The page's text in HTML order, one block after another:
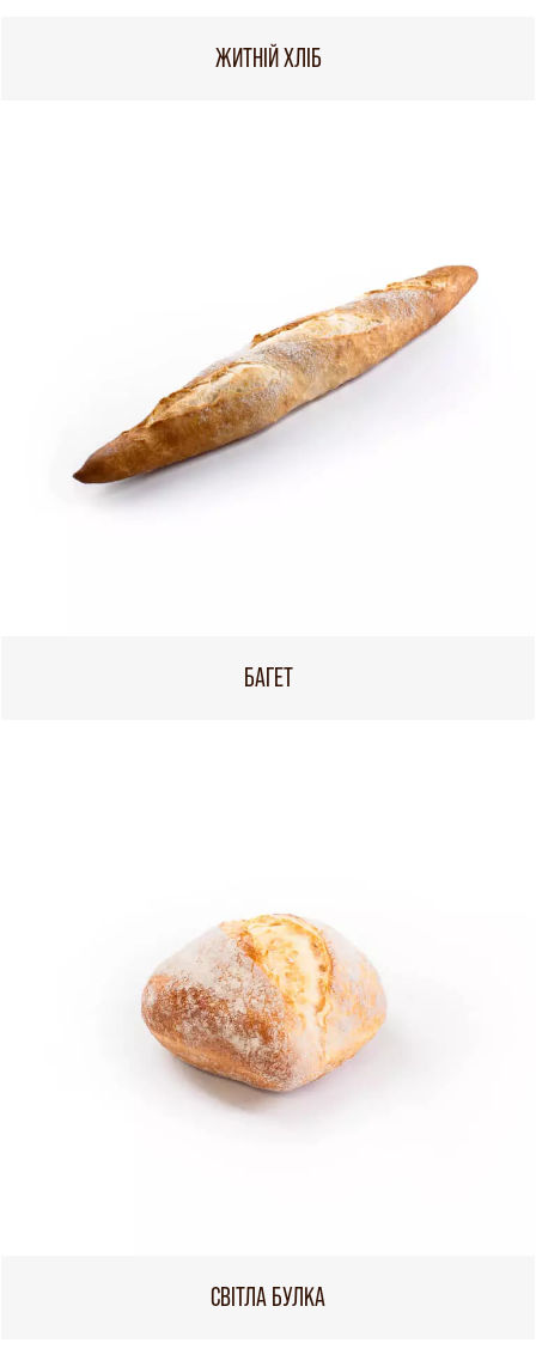
ЖИТНІЙ ХЛІБ
БАГЕТ
СВІТЛА БУЛКА